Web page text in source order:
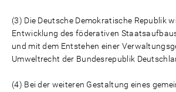
(3) Die Deutsche Demokratische Republik
Entwicklung des föderativen
und mit dem Entstehen einer
Umweltrecht der Bundesrepublik
(4) Bei der weiteren Gestaltung eines